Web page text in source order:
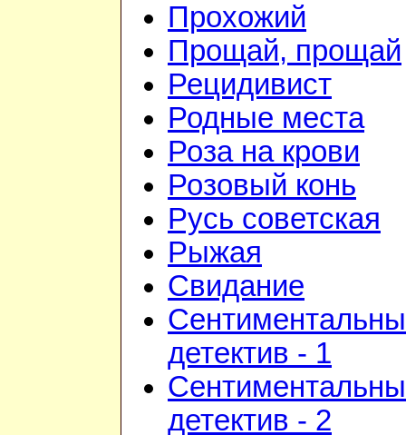
Прохожий
Прощай, прощай
Рецидивист
Родные места
Роза на крови
Розовый конь
Русь советская
Рыжая
Свидание
детектив - 1
детектив - 2